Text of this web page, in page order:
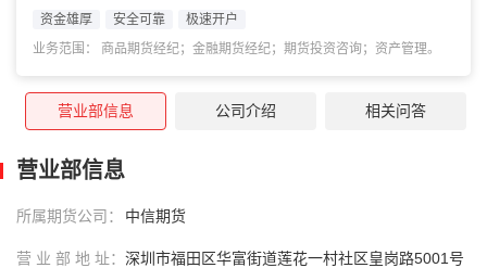
资金雄厚 安全可靠
极速开户
业务范围： 商品期货经纪；金融期货经纪；期货投资咨询；资产管理。
营业部信息 公司介绍 相关问答
营业部信息
所属期货公司： 中信期货
营 业 部 地 址： 深圳市福田区华富街道莲花一村社区皇岗路5001号